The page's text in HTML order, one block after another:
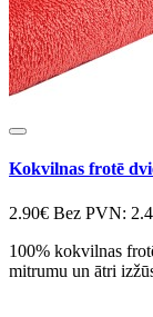
Kokvilnas frotē
2.90€ Bez PVN:
100% kokvilnas
mitrumu un ātri